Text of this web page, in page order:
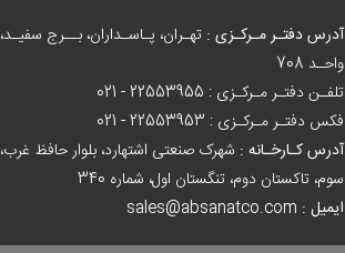
آدرس دفتـر مـرکـزی :
واحـد 708
تلفـن دفتـر مـرکـزی : 021 - 22553955
فکس دفتـر مـرکـزی : 021 - 22553953
آدرس کـارخـانه : شهرک صنعتی اشتهارد، بلوار حافظ
سوم، تاکستان دوم، تنگستان اول، شماره 340
ایمیل :